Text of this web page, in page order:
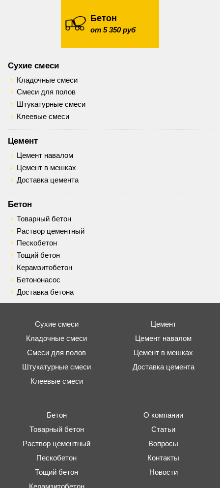
Бетон
от 5 350 руб
Сухие смеси
Кладочные смеси
Смеси для полов
Штукатурные смеси
Клеевые смеси
Цемент
Цемент навалом
Цемент в мешках
Доставка цемента
Бетон
Товарный бетон
Раствор цементный
Пескобетон
Тощий бетон
Керамзитобетон
Бетононасос
Доставка бетона
Сухие смеси
Кладочные смеси
Смеси для полов
Штукатурные смеси
Клеевые смеси
Цемент
Цемент навалом
Цемент в мешках
Доставка цемента
Бетон
Товарный бетон
Раствор цементный
Пескобетон
Тощий бетон
О компании
Статьи
Вопросы
Контакты
Новости